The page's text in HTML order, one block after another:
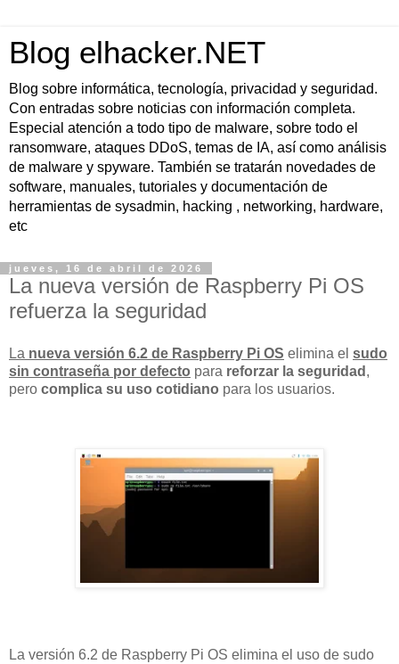
Blog elhacker.NET
Blog sobre informática, tecnología, privacidad y seguridad.
Con entradas sobre noticias con información completa.
Especial atención a todo tipo de malware, sobre todo el
ransomware, ataques DDoS, temas de IA, así como análisis
de malware y spyware. También se tratarán novedades de
software, manuales, tutoriales y documentación de
herramientas de sysadmin, hacking , networking, hardware,
etc
jueves, 16 de abril de 2026
La nueva versión de Raspberry Pi OS
refuerza la seguridad
La nueva versión 6.2 de Raspberry Pi OS elimina el sudo
sin contraseña por defecto para reforzar la seguridad ,
pero complica su uso cotidiano para los usuarios.
La versión 6.2 de Raspberry Pi OS elimina el uso de sudo